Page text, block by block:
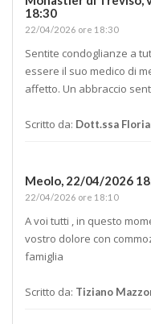
18:30
22/04/2026 ore 18:30
Sentite condoglianze a
essere il suo medico di
affetto. Un abbraccio
Scritto da: Dott.ssa
Meolo, 22/04/2026
22/04/2026 ore 18:10
A voi tutti , in questo
vostro dolore con
famiglia
Scritto da: Tiziano